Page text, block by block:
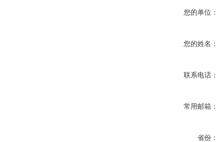
您的单位：
您的姓名：
联系电话：
常用邮箱：
省份：